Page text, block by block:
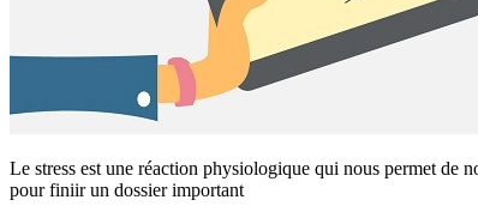
Le stress est une réaction physiologique qui nous permet de
pour finiir un dossier important